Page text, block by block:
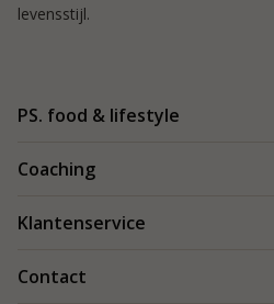
levensstijl.
PS. food & lifestyle
Re-boost pakket
Coaching
Blog & Tips
Klantenservice
Contact